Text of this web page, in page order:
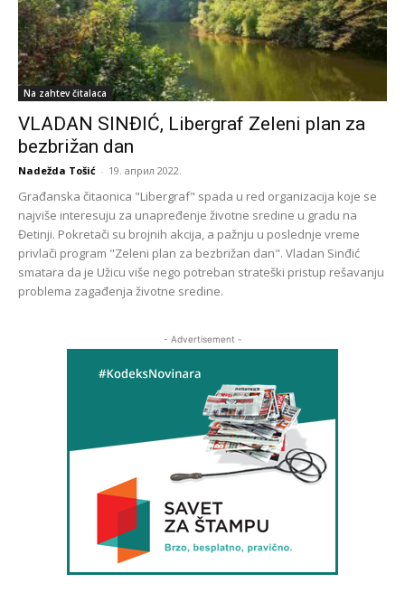
Na zahtev čitalaca
VLADAN SINĐIĆ, Libergraf Zeleni plan za
bezbrižan dan
Nadežda Tošić - 19. април 2022.
Građanska čitaonica "Libergraf" spada u red organizacija koje se
najviše interesuju za unapređenje životne sredine u gradu na
Đetinji. Pokretači su brojnih akcija, a pažnju u poslednje vreme
privlači program "Zeleni plan za bezbrižan dan". Vladan Sinđić
smatara da je Užicu više nego potreban strateški pristup rešavanju
problema zagađenja životne sredine.
- Advertisement -